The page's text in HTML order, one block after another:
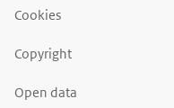
Cookies
Copyright
Open data